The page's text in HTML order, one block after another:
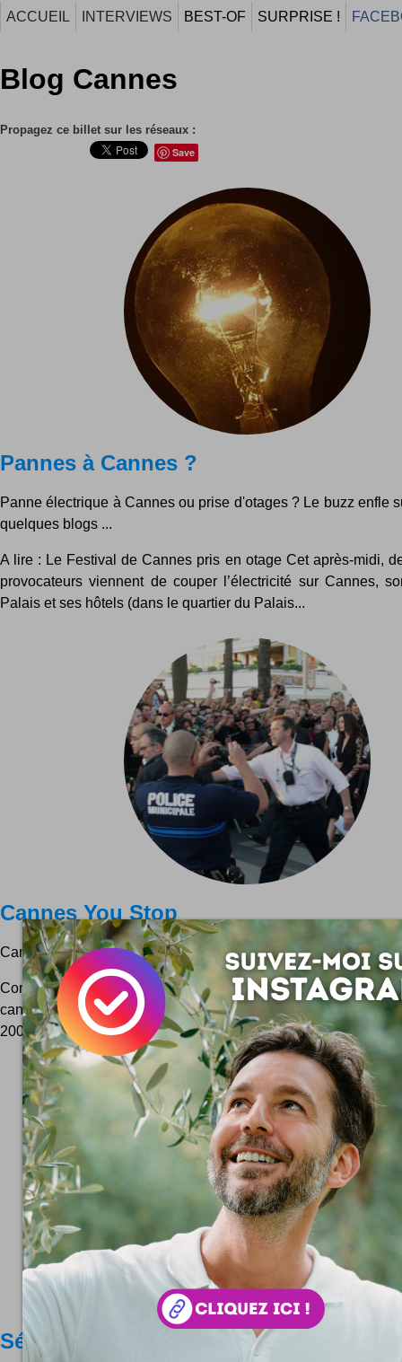
ACCUEIL INTERVIEWS BEST-OF SURPRISE !
Blog Cannes
Propagez ce billet sur les réseaux :
Save
Pannes à Cannes ?
Panne électrique à Cannes ou prise d'otages ? Le buzz enfle
quelques blogs ...
A lire : Le Festival de Cannes pris en otage Cet après-midi,
provocateurs viennent de couper l’électricité sur Cannes,
Palais et ses hôtels (dans le quartier du Palais...
Cannes You Stop
Cannes You Stop est le blog anti festival de Cannes par
Comptoir éphémère de digressions, digestions et dissections
cannoise.Dernier titre en une à l'heure où je bafouille ces
2009 : le Festival de salopes et de baston. A lire...
Sélection officielle Festival de Cannes